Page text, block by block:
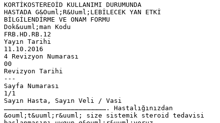
KORTİKOSTEREOİD KULLANIMI DURUMUNDA
HASTADA G&Ouml;R&Uuml;LEBİLECEK YAN ETKİ
BİLGİLENDİRME VE ONAM FORMU
Dok&uuml;man Kodu
FRB.HD.RB.12
Yayın Tarihi
11.10.2016
4 Revizyon Numarası
00
Revizyon Tarihi
---
Sayfa Numarası
1/1
Sayın Hasta, Sayın Veli / Vasi
……………………………………………………………………. Hastalığınızdan
&ouml;t&uuml;r&uuml; size sistemik steroid tedavisi